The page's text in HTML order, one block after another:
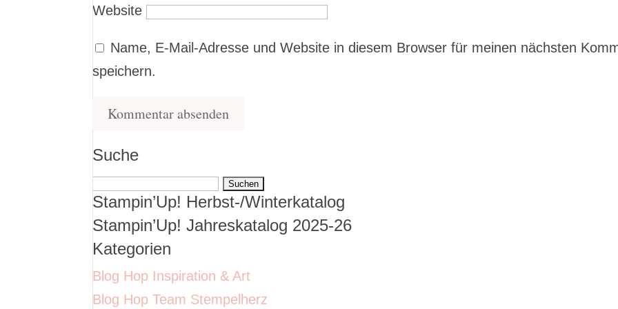
Website
Name, E-Mail-Adresse und Website in diesem Browser für meinen nächsten
speichern.
Suche
Suchen
nach:
Stampin’Up! Herbst-/Winterkatalog
Stampin’Up! Jahreskatalog 2025-26
Kategorien
Blog Hop Inspiration & Art
Blog Hop Team Stempelherz